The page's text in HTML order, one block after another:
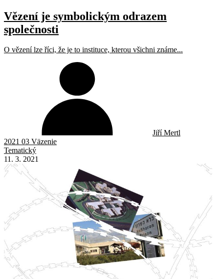
Vězení je symbolickým odrazem
společnosti
O vězení lze říci, že je to instituce, kterou všichni známe...
Jiří Mertl
2021 03 Väzenie
Tematický
11. 3. 2021